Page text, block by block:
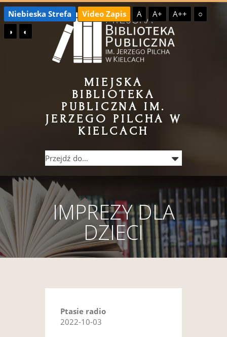
Przejdź
do
treści
Przejdź
do
menu
Niebieska Strefa Video Zapis A A+ A++
○
◑
◐
MIEJSKA
BIBLIOTEKA
PUBLICZNA IM.
JERZEGO PILCHA W
KIELCACH
IMPREZY DLA
DZIECI
Ptasie radio
2022-10-03